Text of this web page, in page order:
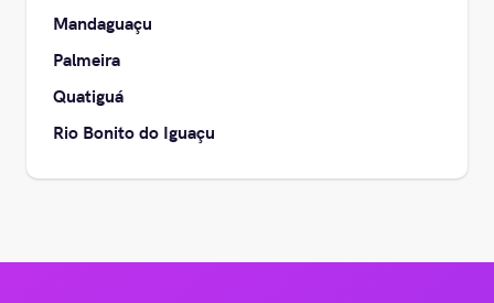
Mandaguaçu
Palmeira
Quatiguá
Rio Bonito do Iguaçu